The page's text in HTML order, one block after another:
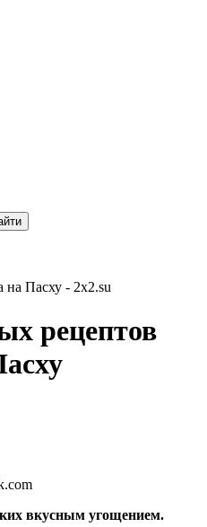
на Пасху - 2x2.su
рецептов
вкусным угощением.